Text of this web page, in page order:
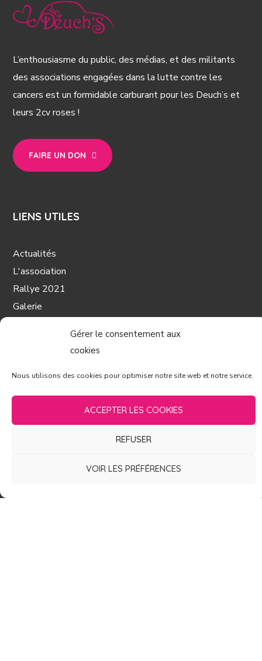
Gérer le consentement aux
cookies
Nous utilisons des cookies pour optimiser notre site web et notre service.
ACCEPTER LES COOKIES
REFUSER
VOIR LES PRÉFÉRENCES
L’enthousiasme du public, des médias, et des militants
des associations engagées dans la lutte contre les
cancers est un formidable carburant pour les Deuch’s et
leurs 2cv roses !
FAIRE UN DON
LIENS UTILES
Actualités
L'association
Rallye 2021
Galerie
Mentions légales